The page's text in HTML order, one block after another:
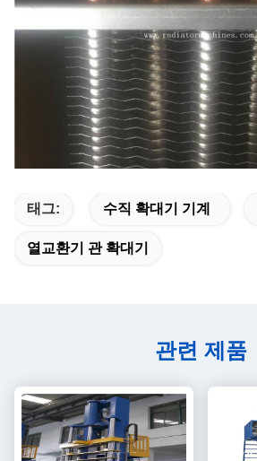
태그: 수직 확대기 기계
열교환기 관 확대기
관련 제품